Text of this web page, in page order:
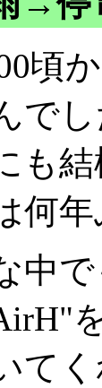
頃
でし
も
何
中
て